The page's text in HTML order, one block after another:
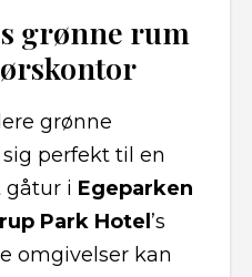
grønne rum
grønne
perfekt til en
gåtur i Egeparken
Park Hotel ’s
omgivelser kan